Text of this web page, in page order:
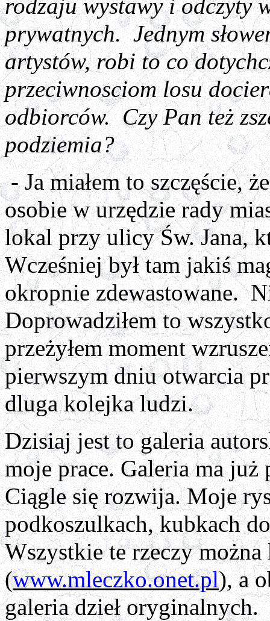
rodzaju wystawy i odczyty
prywatnych. Jednym
artystów, robi to co
przeciwnosciom losu
odbiorców. Czy Pan też
podziemia?
- Ja miałem to szczęście,
osobie w urzędzie rady
lokal przy ulicy Św. Jana,
Wcześniej był tam jakiś
okropnie zdewastowane.
Doprowadziłem to
przeżyłem moment
pierwszym dniu otwarcia
dluga kolejka ludzi.
Dzisiaj jest to galeria
moje prace. Galeria ma
Ciągle się rozwija. Moje
podkoszulkach, kubkach
Wszystkie te rzeczy
(www.mleczko.onet.pl), a
galeria dzieł